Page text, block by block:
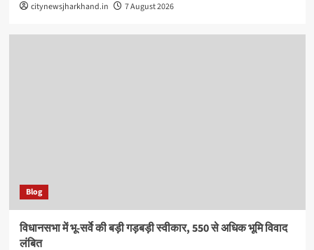
citynewsjharkhand.in 7 August 2026
Blog
विधानसभा में भू-सर्वे की बड़ी गड़बड़ी स्वीकार, 550 से अधिक भूमि विवाद
लंबित